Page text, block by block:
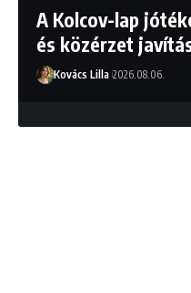
A Kolcov-lap
és közérzet
Kovács Lilla 2026.08.06.